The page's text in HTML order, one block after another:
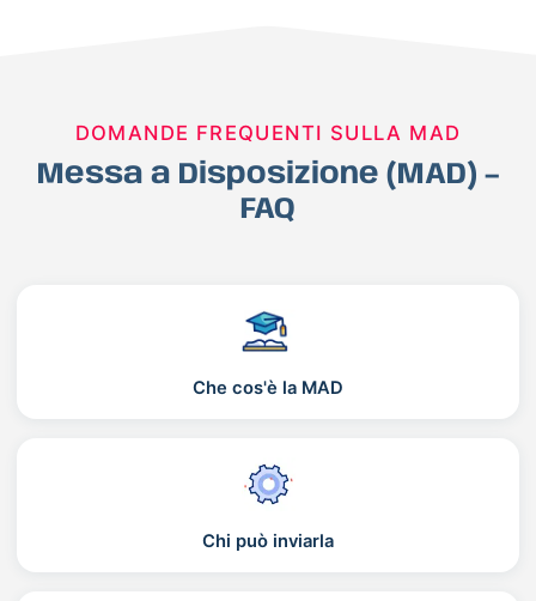
DOMANDE FREQUENTI SULLA MAD
Messa a Disposizione (MAD) –
FAQ
Che cos'è la MAD
Chi può inviarla